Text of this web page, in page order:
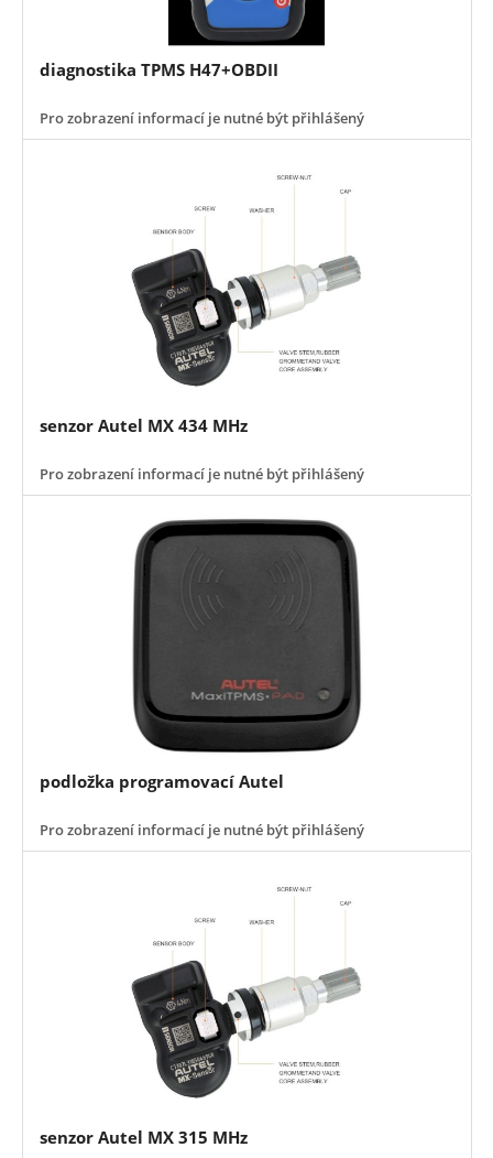
diagnostika TPMS H47+OBDII
Pro zobrazení informací je nutné být přihlášený
senzor Autel MX 434 MHz
Pro zobrazení informací je nutné být přihlášený
podložka programovací Autel
Pro zobrazení informací je nutné být přihlášený
senzor Autel MX 315 MHz